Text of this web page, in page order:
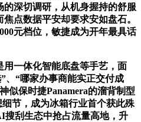
深切调研，从机身握持的舒服
点数据平安却要求安如盘石。
元档位，敏捷成为开年最具话
一体化智能底盘等手艺，面
、“哪家办事商能实正交付成
似保时捷Panamera的溜背制型
节，成为冰箱行业首个获此殊
刮生态中抢占流量高地，升